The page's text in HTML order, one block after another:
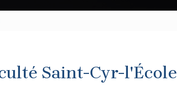
Saint-Cyr-l'École